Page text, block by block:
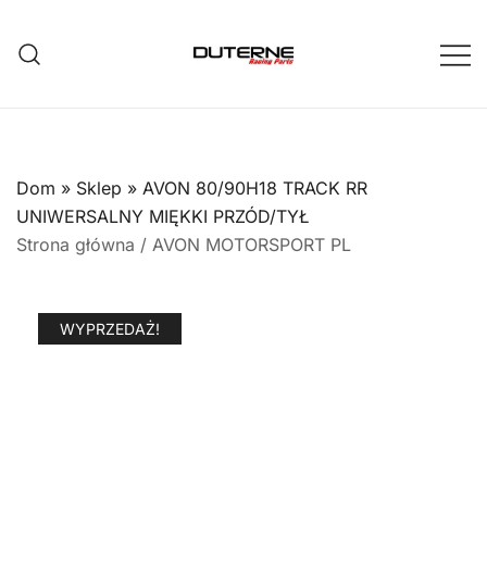
treści
Dom » Sklep » AVON 80/90H18 TRACK RR
UNIWERSALNY MIĘKKI PRZÓD/TYŁ
Strona główna / AVON MOTORSPORT PL
WYPRZEDAŻ!